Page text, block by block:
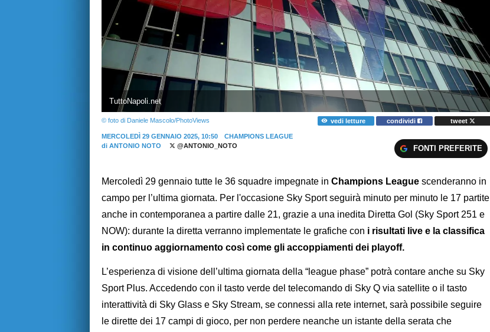
TuttoNapoli.net
© foto di Daniele Mascolo/PhotoViews vedi letture condividi tweet
MERCOLEDÌ 29 GENNAIO 2025, 10:50
CHAMPIONS LEAGUE
di ANTONIO NOTO @ANTONIO_NOTO FONTI PREFERITE
Mercoledì 29 gennaio tutte le 36 squadre impegnate in Champions League scenderanno in
campo per l’ultima giornata. Per l'occasione Sky Sport seguirà minuto per minuto le 17 partite
anche in contemporanea a partire dalle 21, grazie a una inedita Diretta Gol (Sky Sport 251 e
NOW): durante la diretta verranno implementate le grafiche con i risultati live e la classifica
in continuo aggiornamento così come gli accoppiamenti dei playoff.
L’esperienza di visione dell’ultima giornata della “league phase” potrà contare anche su Sky
Sport Plus. Accedendo con il tasto verde del telecomando di Sky Q via satellite o il tasto
interattività di Sky Glass e Sky Stream, se connessi alla rete internet, sarà possibile seguire
le dirette dei 17 campi di gioco, per non perdere neanche un istante della serata che